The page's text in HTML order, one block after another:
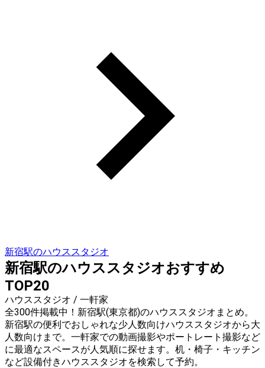
新宿駅のハウススタジオ
新宿駅のハウススタジオおすすめ
TOP20
ハウススタジオ / 一軒家
全300件掲載中！新宿駅(東京都)のハウススタジオまとめ。
新宿駅の便利でおしゃれな少人数向けハウススタジオから大
人数向けまで。一軒家での動画撮影やポートレート撮影など
に最適なスペースが人気順に探せます。机・椅子・キッチン
など設備付きハウススタジオを検索して予約。